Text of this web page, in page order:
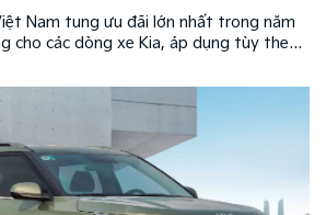
Nam tung ưu đãi lớn nhất trong năm
cho các dòng xe Kia, áp dụng tùy theo
dẫn đầu xu hướng về thiết kế và công